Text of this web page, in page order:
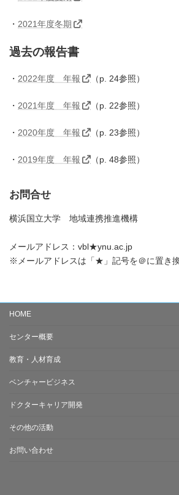
・ 2021年度冬期
過去の報告書
・ 2022年度 年報 （p. 24参照）
・ 2021年度 年報 （p. 22参照）
・ 2020年度 年報 （p. 23参照）
・ 2019年度 年報 （p. 48参照）
お問合せ
横浜国立大学 地域連携推進機構
メールアドレス：vbl★ynu.ac.jp
※メールアドレスは「★」記号を＠に置き換
HOME
センター概要
教育・人材育成
ベンチャービジネス
ドクターキャリア開発
その他の活動
お問い合わせ